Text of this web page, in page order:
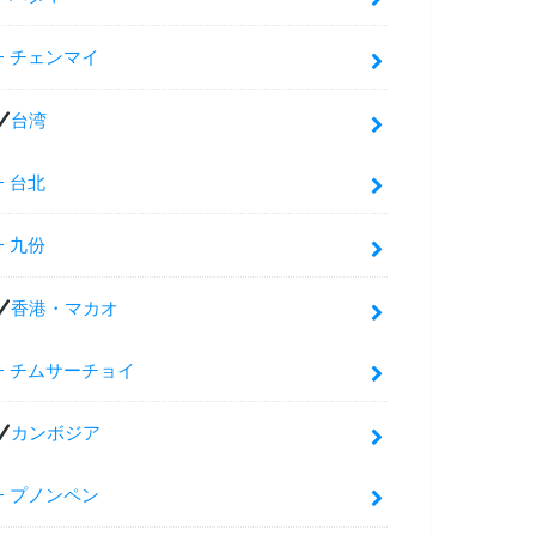
チェンマイ
台湾
台北
九份
香港・マカオ
チムサーチョイ
カンボジア
プノンペン